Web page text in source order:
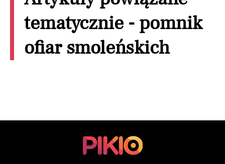
tematycznie - pomnik
ofiar smoleńskich